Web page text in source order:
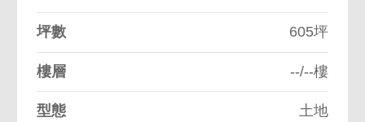
坪數 605坪
樓層 --/--樓
型態 土地